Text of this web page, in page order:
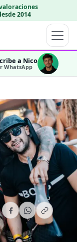
2014
a Nico
WhatsApp
OK